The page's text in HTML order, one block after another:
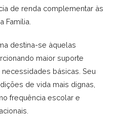
de renda complementar às
Família.
destina-se àquelas
maior suporte
básicas. Seu
de vida mais dignas,
frequência escolar e